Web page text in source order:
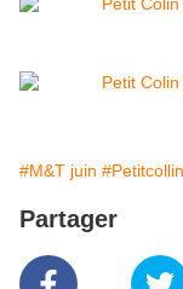
#M&T juin #Petitcollin
Partager